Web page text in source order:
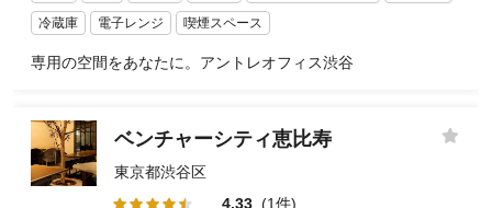
冷蔵庫 電子レンジ 喫煙スペース
専用の空間をあなたに。アントレオフィス渋谷
ベンチャーシティ恵比寿
東京都渋谷区
4.33 (1件)